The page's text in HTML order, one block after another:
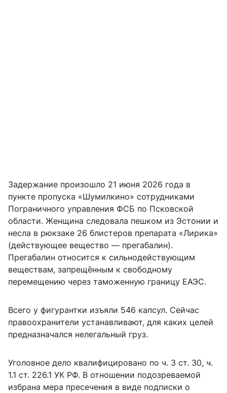
Задержание произошло 21 июня 2026 года в
пункте пропуска «Шумилкино» сотрудниками
Пограничного управления ФСБ по Псковской
области. Женщина следовала пешком из Эстонии и
несла в рюкзаке 26 блистеров препарата «Лирика»
(действующее вещество — прегабалин).
Прегабалин относится к сильнодействующим
веществам, запрещённым к свободному
перемещению через таможенную границу ЕАЭС.
Всего у фигурантки изъяли 546 капсул. Сейчас
правоохранители устанавливают, для каких целей
предназначался нелегальный груз.
Уголовное дело квалифицировано по ч. 3 ст. 30, ч.
1.1 ст. 226.1 УК РФ. В отношении подозреваемой
избрана мера пресечения в виде подписки о